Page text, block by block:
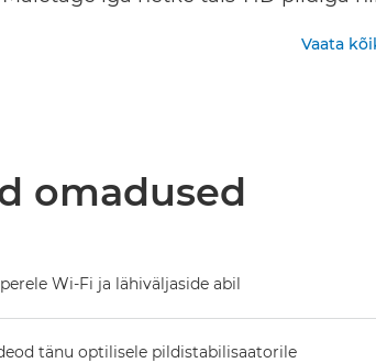
Vaata
omadused
Wi-Fi ja lähiväljaside abil
tänu optilisele pildistabilisaatorile